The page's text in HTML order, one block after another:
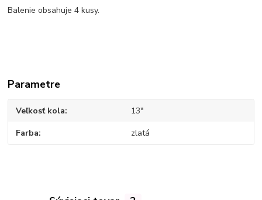
Balenie obsahuje 4 kusy.
Parametre
Veľkosť kola 13"
Farba zlatá